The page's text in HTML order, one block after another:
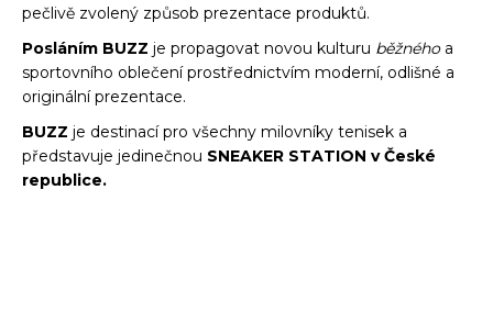
pečlivě zvolený způsob prezentace produktů.
Posláním BUZZ je propagovat novou kulturu běžnéhoa
sportovního oblečení prostřednictvím moderní, odlišné a
originální prezentace.
BUZZ je destinací pro všechny milovníky tenisek a
představuje jedinečnou SNEAKER STATION v České
republice.